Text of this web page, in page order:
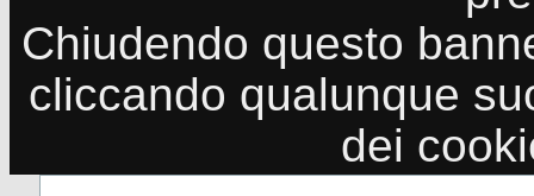
Chiudendo questo
cliccando qualunque
dei